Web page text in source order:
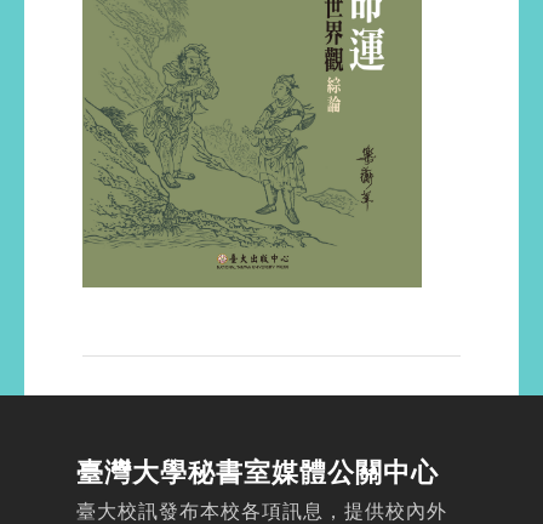
臺灣大學秘書室媒體公關中心
臺大校訊發布本校各項訊息，提供校內外